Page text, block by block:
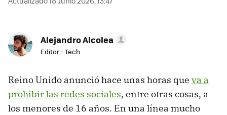
Alejandro Alcolea
Editor - Tech
Reino Unido anunció hace unas horas que va a
prohibir las redes sociales, entre otras cosas, a
los menores de 16 años. En una línea mucho